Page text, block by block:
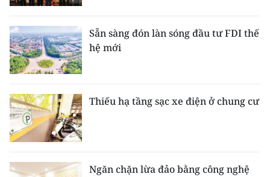
Sẵn sàng đón làn sóng đầu tư FDI thế
hệ mới
Thiếu hạ tầng sạc xe điện ở chung cư
Ngăn chặn lừa đảo bằng công nghệ